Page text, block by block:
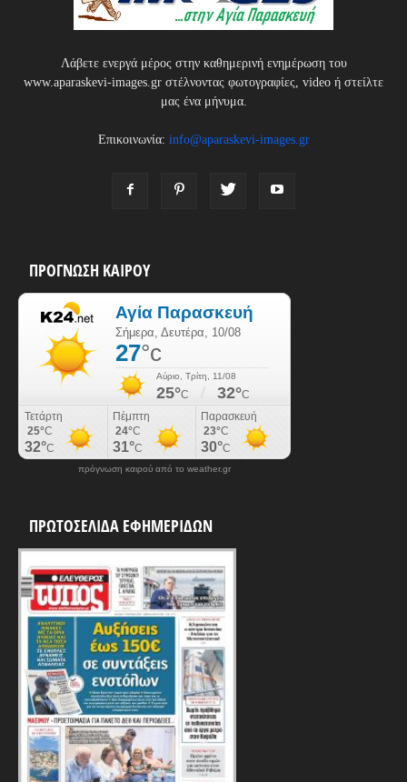
Λάβετε ενεργά μέρος στην καθημερινή ενημέρωση του
www.aparaskevi-images.gr στέλνοντας φωτογραφίες, video ή στείλτε
μας ένα μήνυμα.
Επικοινωνία: info@aparaskevi-images.gr
ΠΡΟΓΝΩΣΗ ΚΑΙΡΟΥ
πρόγνωση καιρού από το weather.gr
ΠΡΩΤΟΣΕΛΙΔΑ ΕΦΗΜΕΡΙΔΩΝ